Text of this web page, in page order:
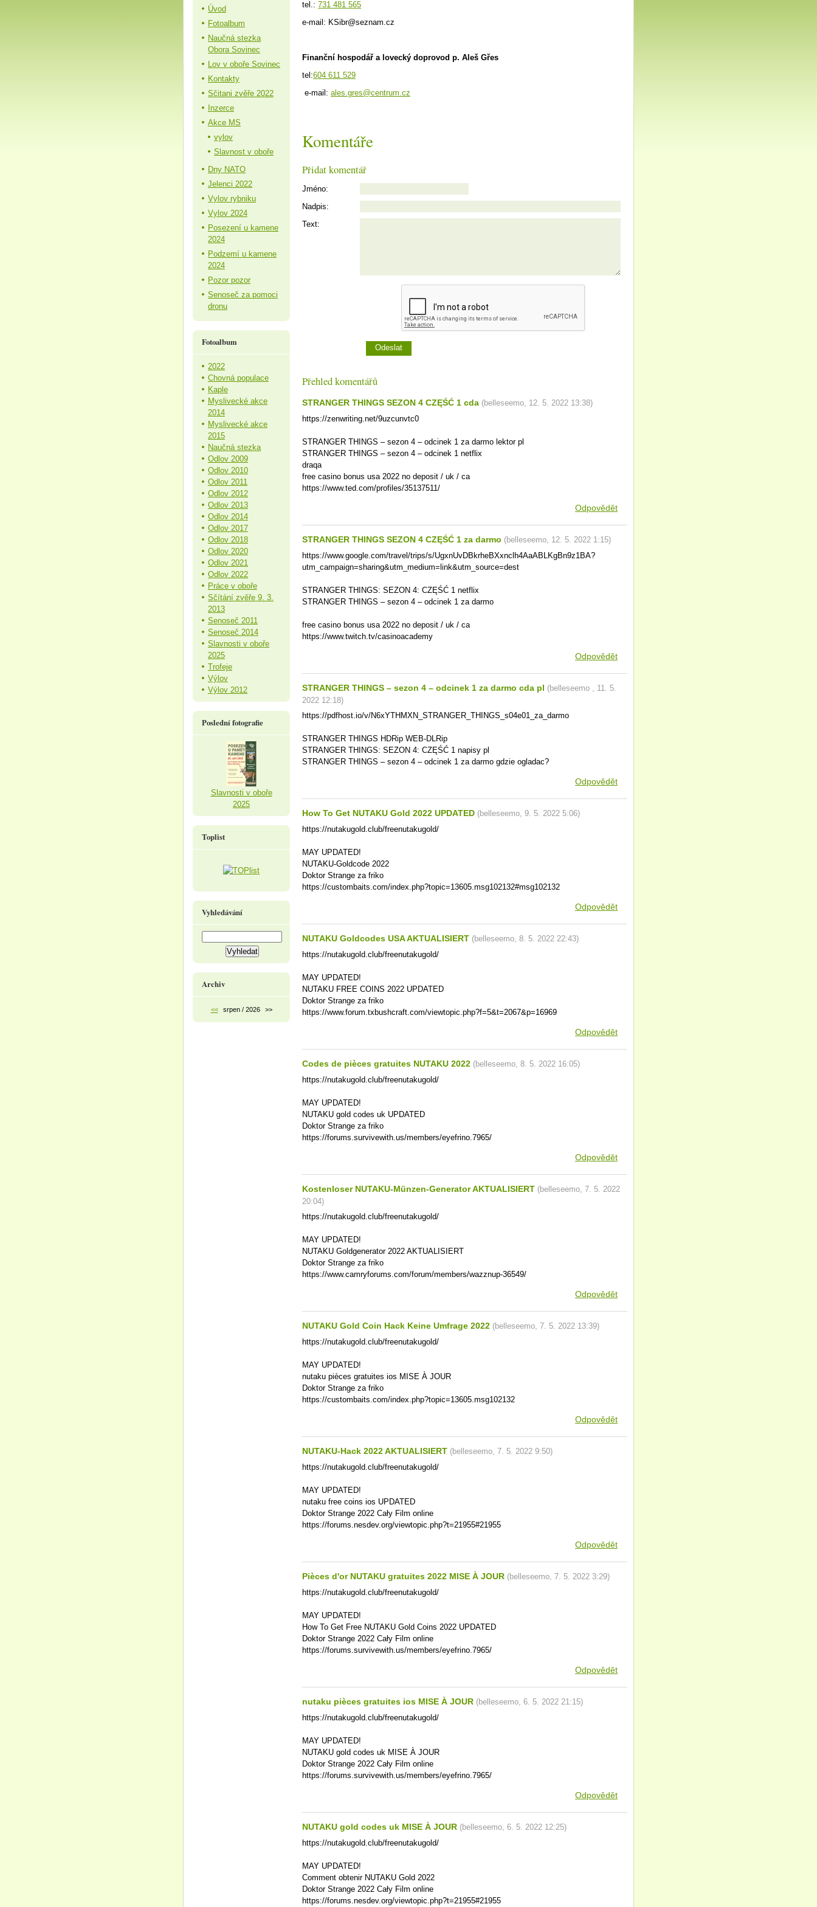
tel.: 731 481 565
e-mail: KSibr@seznam.cz
Finanční hospodář a lovecký doprovod p. Aleš Gřes
tel:604 611 529
e-mail: ales.gres@centrum.cz
Komentáře
Přidat komentář
Jméno:
Nadpis:
Text:
Přehled komentářů
STRANGER THINGS SEZON 4 CZĘŚĆ 1 cda (belleseemo, 12. 5. 2022 13:38)
https://zenwriting.net/9uzcunvtc0
STRANGER THINGS – sezon 4 – odcinek 1 za darmo lektor pl
STRANGER THINGS – sezon 4 – odcinek 1 netflix
draqa
free casino bonus usa 2022 no deposit / uk / ca
https://www.ted.com/profiles/35137511/
Odpovědět
STRANGER THINGS SEZON 4 CZĘŚĆ 1 za darmo (belleseemo, 12. 5. 2022 1:15)
https://www.google.com/travel/trips/s/UgxnUvDBkrheBXxnclh4AaABLKgBn9z1BA?
utm_campaign=sharing&utm_medium=link&utm_source=dest
STRANGER THINGS: SEZON 4: CZĘŚĆ 1 netflix
STRANGER THINGS – sezon 4 – odcinek 1 za darmo
free casino bonus usa 2022 no deposit / uk / ca
https://www.twitch.tv/casinoacademy
Odpovědět
STRANGER THINGS – sezon 4 – odcinek 1 za darmo cda pl (belleseemo , 11. 5.
2022 12:18)
https://pdfhost.io/v/N6xYTHMXN_STRANGER_THINGS_s04e01_za_darmo
STRANGER THINGS HDRip WEB-DLRip
STRANGER THINGS: SEZON 4: CZĘŚĆ 1 napisy pl
STRANGER THINGS – sezon 4 – odcinek 1 za darmo gdzie ogladac?
Odpovědět
How To Get NUTAKU Gold 2022 UPDATED (belleseemo, 9. 5. 2022 5:06)
https://nutakugold.club/freenutakugold/
MAY UPDATED!
NUTAKU-Goldcode 2022
Doktor Strange za friko
https://custombaits.com/index.php?topic=13605.msg102132#msg102132
Odpovědět
NUTAKU Goldcodes USA AKTUALISIERT (belleseemo, 8. 5. 2022 22:43)
https://nutakugold.club/freenutakugold/
MAY UPDATED!
NUTAKU FREE COINS 2022 UPDATED
Doktor Strange za friko
https://www.forum.txbushcraft.com/viewtopic.php?f=5&t=2067&p=16969
Odpovědět
Codes de pièces gratuites NUTAKU 2022 (belleseemo, 8. 5. 2022 16:05)
https://nutakugold.club/freenutakugold/
MAY UPDATED!
NUTAKU gold codes uk UPDATED
Doktor Strange za friko
https://forums.survivewith.us/members/eyefrino.7965/
Odpovědět
Kostenloser NUTAKU-Münzen-Generator AKTUALISIERT (belleseemo, 7. 5. 2022
20:04)
https://nutakugold.club/freenutakugold/
MAY UPDATED!
NUTAKU Goldgenerator 2022 AKTUALISIERT
Doktor Strange za friko
https://www.camryforums.com/forum/members/wazznup-36549/
Odpovědět
NUTAKU Gold Coin Hack Keine Umfrage 2022 (belleseemo, 7. 5. 2022 13:39)
https://nutakugold.club/freenutakugold/
MAY UPDATED!
nutaku pièces gratuites ios MISE À JOUR
Doktor Strange za friko
https://custombaits.com/index.php?topic=13605.msg102132
Odpovědět
NUTAKU-Hack 2022 AKTUALISIERT (belleseemo, 7. 5. 2022 9:50)
https://nutakugold.club/freenutakugold/
MAY UPDATED!
nutaku free coins ios UPDATED
Doktor Strange 2022 Cały Film online
https://forums.nesdev.org/viewtopic.php?t=21955#21955
Odpovědět
Pièces d'or NUTAKU gratuites 2022 MISE À JOUR (belleseemo, 7. 5. 2022 3:29)
https://nutakugold.club/freenutakugold/
MAY UPDATED!
How To Get Free NUTAKU Gold Coins 2022 UPDATED
Doktor Strange 2022 Cały Film online
https://forums.survivewith.us/members/eyefrino.7965/
Odpovědět
nutaku pièces gratuites ios MISE À JOUR (belleseemo, 6. 5. 2022 21:15)
https://nutakugold.club/freenutakugold/
MAY UPDATED!
NUTAKU gold codes uk MISE À JOUR
Doktor Strange 2022 Cały Film online
https://forums.survivewith.us/members/eyefrino.7965/
Odpovědět
NUTAKU gold codes uk MISE À JOUR (belleseemo, 6. 5. 2022 12:25)
https://nutakugold.club/freenutakugold/
MAY UPDATED!
Comment obtenir NUTAKU Gold 2022
Doktor Strange 2022 Cały Film online
https://forums.nesdev.org/viewtopic.php?t=21955#21955
Úvod
Fotoalbum
Naučná stezka
Obora Sovinec
Lov v oboře Sovinec
Kontakty
Sčitani zvěře 2022
Inzerce
Akce MS
vylov
Slavnost v oboře
Dny NATO
Jelenci 2022
Vylov rybniku
Vylov 2024
Posezení u kamene
2024
Podzemí u kamene
2024
Pozor pozor
Senoseč za pomoci
dronu
Fotoalbum
2022
Chovná populace
Kaple
Myslivecké akce
2014
Myslivecké akce
2015
Naučná stezka
Odlov 2009
Odlov 2010
Odlov 2011
Odlov 2012
Odlov 2013
Odlov 2014
Odlov 2017
Odlov 2018
Odlov 2020
Odlov 2021
Odlov 2022
Práce v oboře
Sčítání zvěře 9. 3.
2013
Senoseč 2011
Senoseč 2014
Slavnosti v oboře
2025
Trofeje
Výlov
Výlov 2012
Poslední fotografie
Slavnosti v oboře
2025
Toplist
Vyhledávání
Archiv
<< srpen / 2026 >>